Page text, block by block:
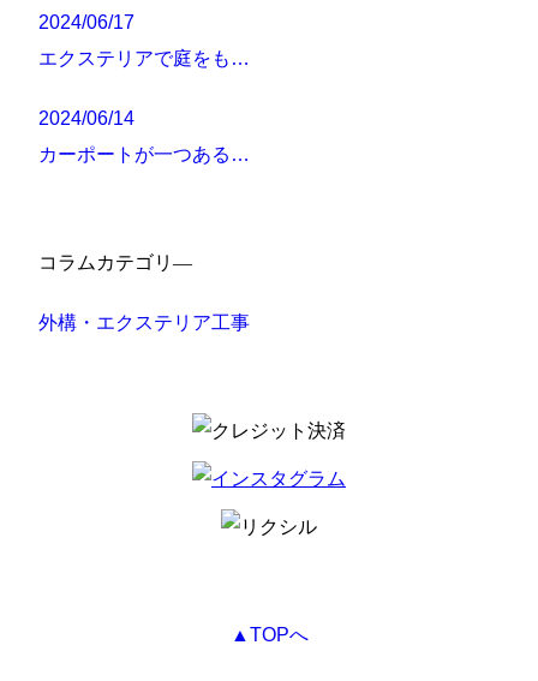
2024/06/17
エクステリアで庭をも…
2024/06/14
カーポートが一つある…
コラムカテゴリ―
外構・エクステリア工事
▲TOPへ